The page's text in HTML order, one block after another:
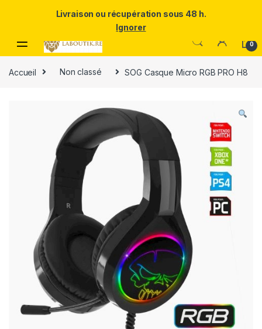
puissance et l'élégance du Samsung Galaxy S25 Ultra à prix réduit.
0
Accueil Non classé SOG Casque Micro RGB PRO H8
Livraison ou récupération sous 48 h.
Ignorer